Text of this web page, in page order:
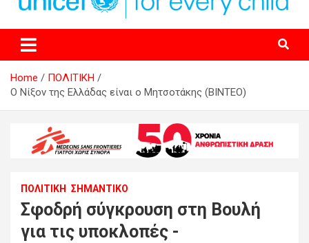
Home
ΠΟΛΙΤΙΚΗ
Ο Νίξον της Ελλάδας είναι ο Μητσοτάκης (ΒΙΝΤΕΟ)
ΠΟΛΙΤΙΚΗ ΣΗΜΑΝΤΙΚΟ
Σφοδρή σύγκρουση στη Βουλή
για τις υποκλοπές -